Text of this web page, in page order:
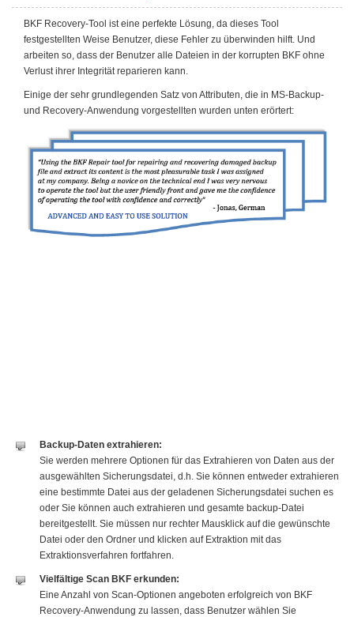
BKF Recovery-Tool ist eine perfekte Lösung, da dieses Tool
festgestellten Weise Benutzer, diese Fehler zu überwinden hilft. Und
arbeiten so, dass der Benutzer alle Dateien in der korrupten BKF ohne
Verlust ihrer Integrität reparieren kann.
Einige der sehr grundlegenden Satz von Attributen, die in MS-Backup-
und Recovery-Anwendung vorgestellten wurden unten erörtert:
Backup-Daten extrahieren:
Sie werden mehrere Optionen für das Extrahieren von Daten aus der
ausgewählten Sicherungsdatei, d.h. Sie können entweder extrahieren
eine bestimmte Datei aus der geladenen Sicherungsdatei suchen es
oder Sie können auch extrahieren und gesamte backup-Datei
bereitgestellt. Sie müssen nur rechter Mausklick auf die gewünschte
Datei oder den Ordner und klicken auf Extraktion mit das
Extraktionsverfahren fortfahren.
Vielfältige Scan BKF erkunden:
Eine Anzahl von Scan-Optionen angeboten erfolgreich von BKF
Recovery-Anwendung zu lassen, dass Benutzer wählen Sie